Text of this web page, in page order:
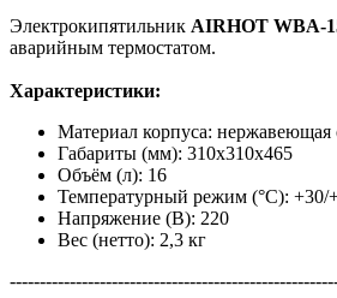
Электрокипятильник AIRHOT WBA-
аварийным термостатом.
Характеристики:
Материал корпуса: нержавеющая
Габариты (мм): 310x310x465
Объём (л): 16
Температурный режим (°С): +30/
Напряжение (В): 220
Вес (нетто): 2,3 кг